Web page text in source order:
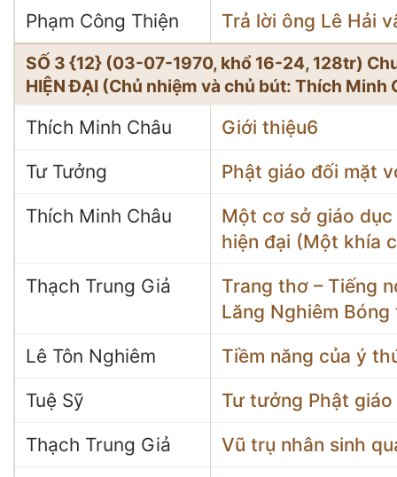
Phạm Công Thiện
Trả lời ông Lê Hải
SỐ 3 {12} (03-07-1970, khổ 16-24, 128tr)
HIỆN ĐẠI (Chủ nhiệm và chủ bút: Thích Minh
Thích Minh Châu
Giới thiệu6
Tư Tưởng
Phật giáo đối mặt
Thích Minh Châu
Một cơ sở giáo
hiện đại (Một khía
Thạch Trung Giả
Trang thơ – Tiếng
Lăng Nghiêm
Lê Tôn Nghiêm
Tiềm năng của ý
Tuệ Sỹ
Tư tưởng Phật
Thạch Trung Giả
Vũ trụ nhân sinh